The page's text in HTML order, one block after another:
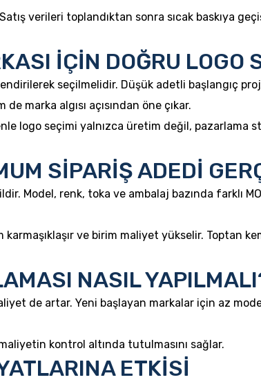
verileri toplandıktan sonra sıcak baskıya
İÇİN DOĞRU LOGO
seçilmelidir. Düşük adetli başlangıç
marka algısı açısından öne çıkar.
logo seçimi yalnızca üretim değil, pazarlama
SİPARİŞ ADEDİ
Model, renk, toka ve ambalaj bazında farklı
ve birim maliyet yükselir. Toptan
NASIL
de artar. Yeni başlayan markalar için az
kontrol altında tutulmasını sağlar.
ETKİSİ